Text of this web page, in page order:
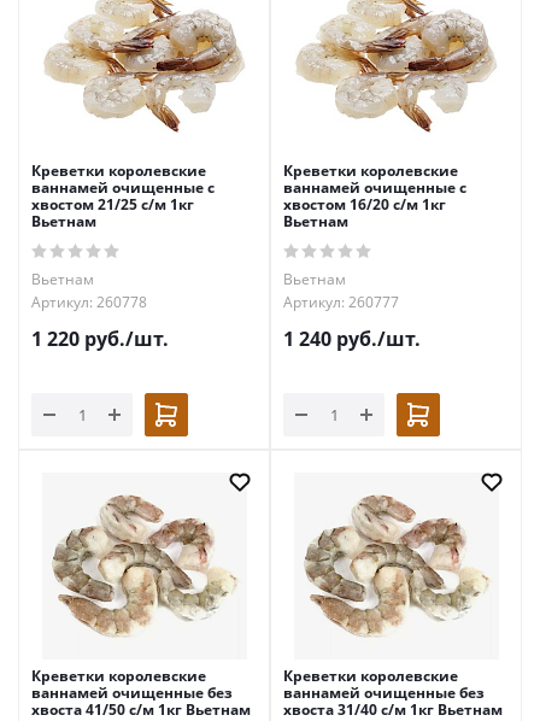
Креветки королевские
ваннамей очищенные с
хвостом 21/25 с/м 1кг
Вьетнам
Вьетнам
Артикул: 260778
1 220 руб./шт.
Креветки королевские
ваннамей очищенные с
хвостом 16/20 с/м 1кг
Вьетнам
Вьетнам
Артикул: 260777
1 240 руб./шт.
Креветки королевские
ваннамей очищенные без
хвоста 41/50 с/м 1кг Вьетнам
Креветки королевские
ваннамей очищенные без
хвоста 31/40 с/м 1кг Вьетнам